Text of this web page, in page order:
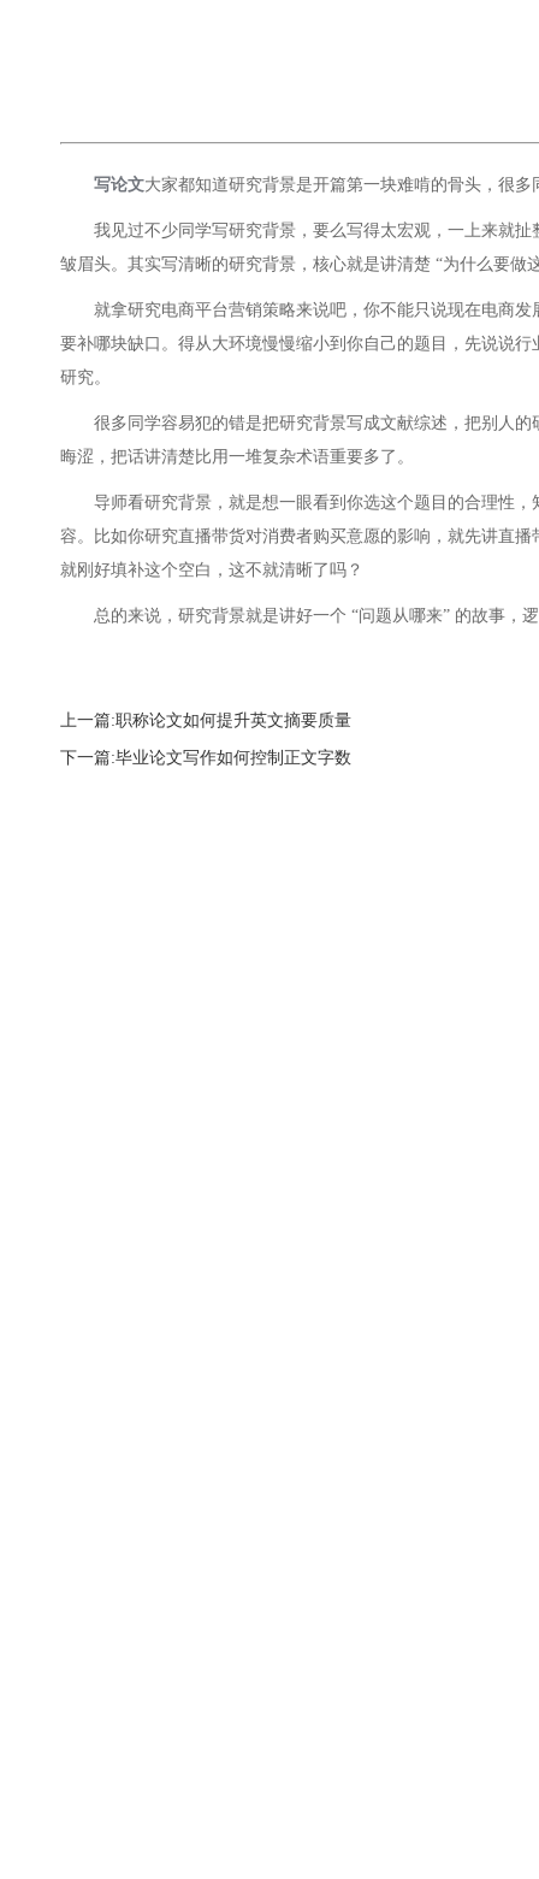
写论文大家都知道研究背景是开篇第一块难啃的骨头，很
我见过不少同学写研究背景，要么写得太宏观，一上来就
皱眉头。其实写清晰的研究背景，核心就是讲清楚 “为什么要做
就拿研究电商平台营销策略来说吧，你不能只说现在电商
要补哪块缺口。得从大环境慢慢缩小到你自己的题目，先说说
研究。
很多同学容易犯的错是把研究背景写成文献综述，把别人
晦涩，把话讲清楚比用一堆复杂术语重要多了。
导师看研究背景，就是想一眼看到你选这个题目的合理性
容。比如你研究直播带货对消费者购买意愿的影响，就先讲直
就刚好填补这个空白，这不就清晰了吗？
总的来说，研究背景就是讲好一个 “问题从哪来” 的故事，
上一篇:职称论文如何提升英文摘要质量
下一篇:毕业论文写作如何控制正文字数